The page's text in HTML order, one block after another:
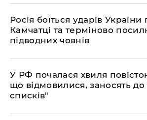
​Росія боїться ударів України
Камчатці та терміново
підводних човнів
​У РФ почалася хвиля
що відмовилися, заносять
списків"